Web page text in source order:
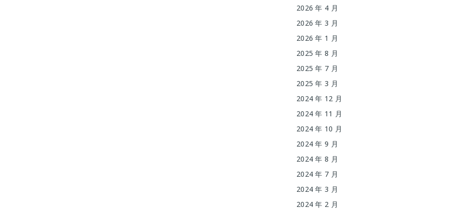
2026 年 4 月
2026 年 3 月
2026 年 1 月
2025 年 8 月
2025 年 7 月
2025 年 3 月
2024 年 12 月
2024 年 11 月
2024 年 10 月
2024 年 9 月
2024 年 8 月
2024 年 7 月
2024 年 3 月
2024 年 2 月